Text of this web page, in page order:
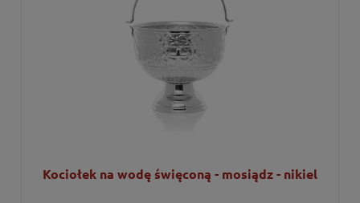
Kociołek na wodę święconą - mosiądz - nikiel